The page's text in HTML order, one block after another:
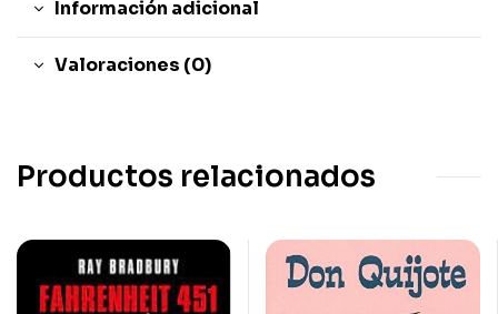
Información adicional
Valoraciones (0)
Productos relacionados